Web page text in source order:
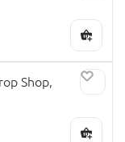
Shop,